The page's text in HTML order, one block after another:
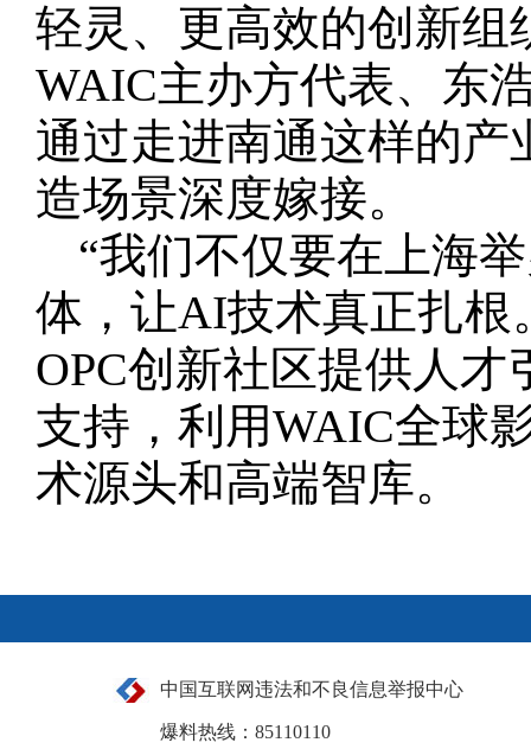
轻灵、更高效的创新组
WAIC主办方代表、东
通过走进南通这样的
造场景深度嫁接。
“我们不仅要在上海
体，让AI技术真正扎根
OPC创新社区提供人
支持，利用WAIC全球
术源头和高端智库。
中国互联网违法和不良信息举报中心
爆料热线：85110110